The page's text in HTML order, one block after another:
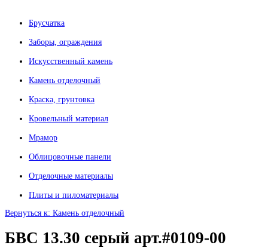
Брусчатка
Заборы, ограждения
Искусственный камень
Камень отделочный
Краска, грунтовка
Кровельный материал
Мрамор
Облицовочные панели
Отделочные материалы
Плиты и пиломатериалы
Вернуться к: Камень отделочный
БВС 13.30 серый арт.#0109-00